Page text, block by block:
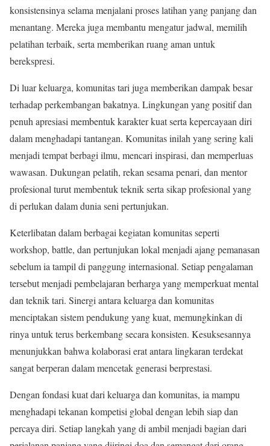
konsistensinya selama menjalani proses latihan yang panjang dan
menantang. Mereka juga membantu mengatur jadwal, memilih
pelatihan terbaik, serta memberikan ruang aman untuk
berekspresi.
Di luar keluarga, komunitas tari juga memberikan dampak besar
terhadap perkembangan bakatnya. Lingkungan yang positif dan
penuh apresiasi membentuk karakter kuat serta kepercayaan diri
dalam menghadapi tantangan. Komunitas inilah yang sering kali
menjadi tempat berbagi ilmu, mencari inspirasi, dan memperluas
wawasan. Dukungan pelatih, rekan sesama penari, dan mentor
profesional turut membentuk teknik serta sikap profesional yang
di perlukan dalam dunia seni pertunjukan.
Keterlibatan dalam berbagai kegiatan komunitas seperti
workshop, battle, dan pertunjukan lokal menjadi ajang pemanasan
sebelum ia tampil di panggung internasional. Setiap pengalaman
tersebut menjadi pembelajaran berharga yang memperkuat mental
dan teknik tari. Sinergi antara keluarga dan komunitas
menciptakan sistem pendukung yang kuat, memungkinkan di
rinya untuk terus berkembang secara konsisten. Kesuksesannya
menunjukkan bahwa kolaborasi erat antara lingkaran terdekat
sangat berperan dalam mencetak generasi berprestasi.
Dengan fondasi kuat dari keluarga dan komunitas, ia mampu
menghadapi tekanan kompetisi global dengan lebih siap dan
percaya diri. Setiap langkah yang di ambil menjadi bagian dari